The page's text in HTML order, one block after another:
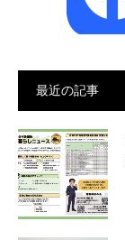
最近の記事